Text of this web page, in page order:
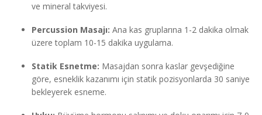
ve mineral takviyesi.
Percussion Masajı: Ana kas gruplarına 1-2 dakika olmak
üzere toplam 10-15 dakika uygulama.
Statik Esnetme: Masajdan sonra kaslar gevşediğine
göre, esneklik kazanımı için statik pozisyonlarda 30 saniye
bekleyerek esneme.